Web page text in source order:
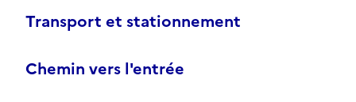
Transport et stationnement
Chemin vers l'entrée